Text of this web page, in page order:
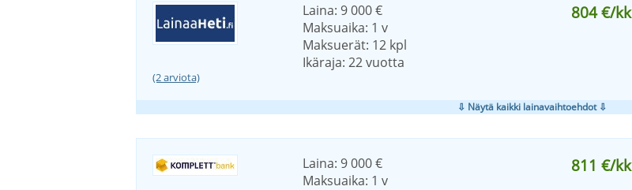
(2 arviota)
Laina: 9 000 €
Maksuaika: 1 v
Maksuerät: 12 kpl
Ikäraja: 22 vuotta
804 €/kk
⇩ Näytä kaikki lainavaihtoehdot ⇩
Laina: 9 000 €
Maksuaika: 1 v
811 €/kk